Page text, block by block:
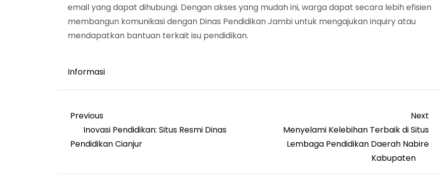
email yang dapat dihubungi. Dengan akses yang mudah ini, warga dapat secara lebih efisien
membangun komunikasi dengan Dinas Pendidikan Jambi untuk mengajukan inquiry atau
mendapatkan bantuan terkait isu pendidikan.
Informasi
N
a
Previous
Post
Previous
Inovasi Pendidikan: Situs Resmi Dinas
Pendidikan Cianjur
Post
Next
Menyelami Kelebihan Terbaik di Situs
Lembaga Pendidikan Daerah Nabire
Kabupaten